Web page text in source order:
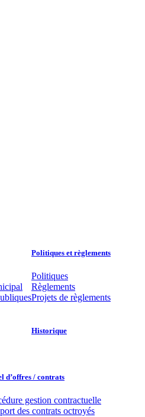
Politiques et règlements​
Politiques
Règlements
Projets de règlements
Historique
d’offres / contrats​
gestion contractuelle
des contrats octroyés